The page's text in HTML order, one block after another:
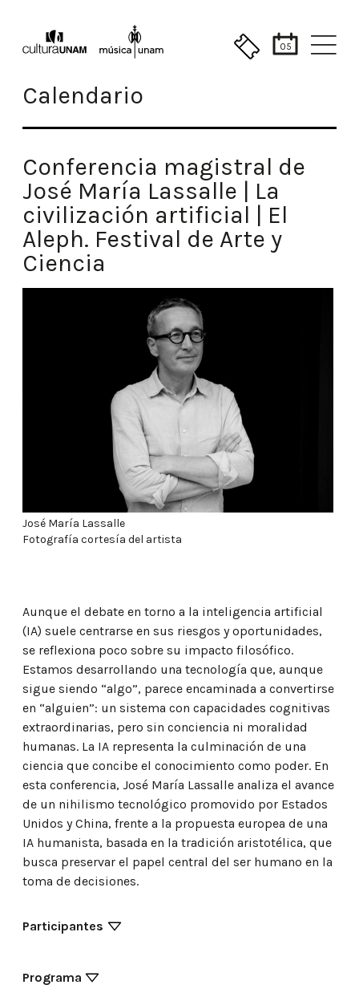
05
Calendario
Conferencia magistral de
José María Lassalle | La
civilización artificial | El
Aleph. Festival de Arte y
Ciencia
José María Lassalle
Fotografía cortesía del artista
Aunque el debate en torno a la inteligencia artificial
(IA) suele centrarse en sus riesgos y oportunidades,
se reflexiona poco sobre su impacto filosófico.
Estamos desarrollando una tecnología que, aunque
sigue siendo “algo”, parece encaminada a convertirse
en “alguien”: un sistema con capacidades cognitivas
extraordinarias, pero sin conciencia ni moralidad
humanas. La IA representa la culminación de una
ciencia que concibe el conocimiento como poder. En
esta conferencia, José María Lassalle analiza el avance
de un nihilismo tecnológico promovido por Estados
Unidos y China, frente a la propuesta europea de una
IA humanista, basada en la tradición aristotélica, que
busca preservar el papel central del ser humano en la
toma de decisiones.
Participantes
Programa